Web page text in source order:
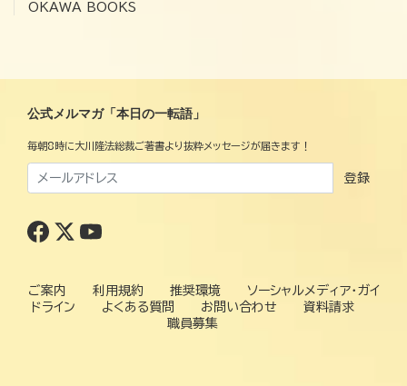
OKAWA BOOKS
公式メルマガ「本日の一転語」
毎朝8時に大川隆法総裁ご著書より抜粋メッセージが届きます！
登録
ご案内 利用規約 推奨環境
ソーシャルメディア・ガイ
ドライン
よくある質問 お問い合わせ
資料請求
職員募集